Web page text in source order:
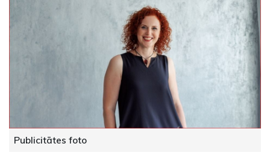
Publicitātes foto